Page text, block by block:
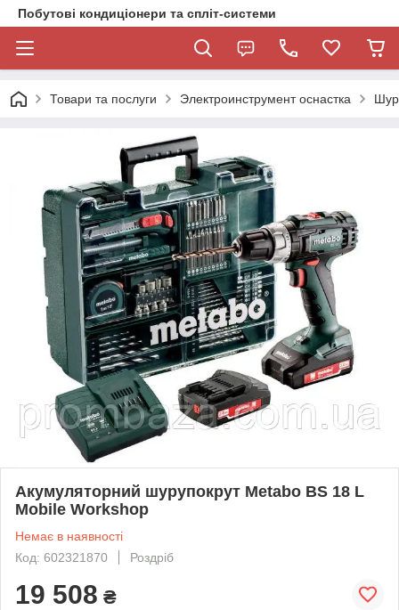
Побутові кондиціонери та спліт-системи
Товари та послуги Электроинструмент оснастка
Акумуляторний шурупокрут Metabo BS 18 L
Mobile Workshop
Немає в наявності
Код: 602321870
Роздріб
19 508 ₴